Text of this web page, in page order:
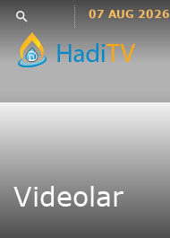
Languages
فارسی
فارسى
Bahasa
Indonesia
search 07 AUG 2026
Videolar